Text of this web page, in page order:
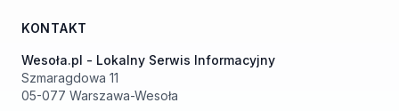
KONTAKT
Wesoła.pl - Lokalny Serwis Informacyjny
Szmaragdowa 11
05-077 Warszawa-Wesoła